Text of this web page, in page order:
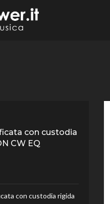
con custodia
CW EQ
con custodia rigida